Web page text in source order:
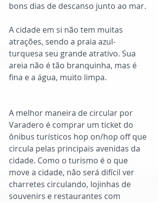
bons dias de descanso junto ao mar.
A cidade em si não tem muitas
atrações, sendo a praia azul-
turquesa seu grande atrativo. Sua
areia não é tão branquinha, mas é
fina e a água, muito limpa.
A melhor maneira de circular por
Varadero é comprar um ticket do
ônibus turísticos hop on/hop off que
circula pelas principais avenidas da
cidade. Como o turismo é o que
move a cidade, não será difícil ver
charretes circulando, lojinhas de
souvenirs e restaurantes com